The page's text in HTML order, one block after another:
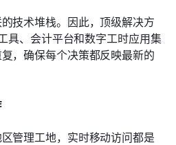
技术堆栈。因此，顶级解决方
具、会计平台和数字工时应用集
，确保每个决策都反映最新的
管理工地，实时移动访问都是